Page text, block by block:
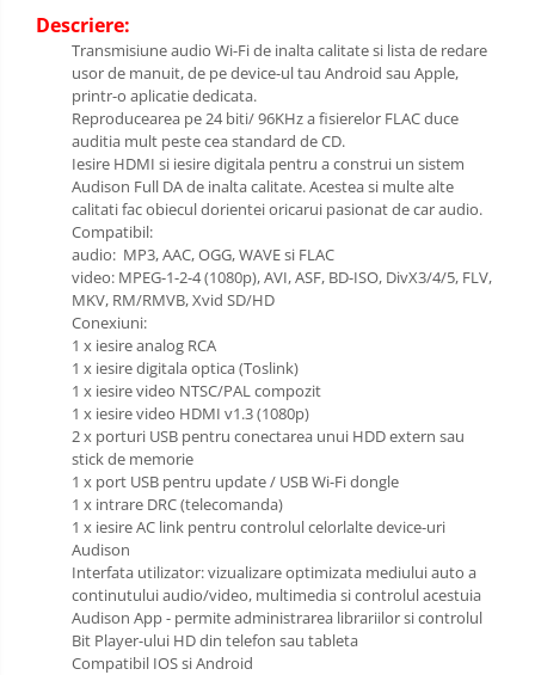
Descriere:
Transmisiune audio Wi-Fi de inalta calitate si lista de redare
usor de manuit, de pe device-ul tau Android sau Apple,
printr-o aplicatie dedicata.
Reproducearea pe 24 biti/ 96KHz a fisierelor FLAC duce
auditia mult peste cea standard de CD.
Iesire HDMI si iesire digitala pentru a construi un sistem
Audison Full DA de inalta calitate. Acestea si multe alte
calitati fac obiecul dorientei oricarui pasionat de car audio.
Compatibil:
audio: MP3, AAC, OGG, WAVE si FLAC
video: MPEG-1-2-4 (1080p), AVI, ASF, BD-ISO, DivX3/4/5, FLV,
MKV, RM/RMVB, Xvid SD/HD
Conexiuni:
1 x iesire analog RCA
1 x iesire digitala optica (Toslink)
1 x iesire video NTSC/PAL compozit
1 x iesire video HDMI v1.3 (1080p)
2 x porturi USB pentru conectarea unui HDD extern sau
stick de memorie
1 x port USB pentru update / USB Wi-Fi dongle
1 x intrare DRC (telecomanda)
1 x iesire AC link pentru controlul celorlalte device-uri
Audison
Interfata utilizator: vizualizare optimizata mediului auto a
continutului audio/video, multimedia si controlul acestuia
Audison App - permite administrarea librariilor si controlul
Bit Player-ului HD din telefon sau tableta
Compatibil IOS si Android